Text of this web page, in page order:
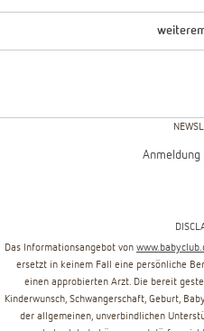
Das Informationsangebot von
ersetzt in keinem Fall eine persönliche
einen approbierten Arzt. Die bereit
Kinderwunsch, Schwangerschaft, Geburt,
der allgemeinen, unverbindlichen